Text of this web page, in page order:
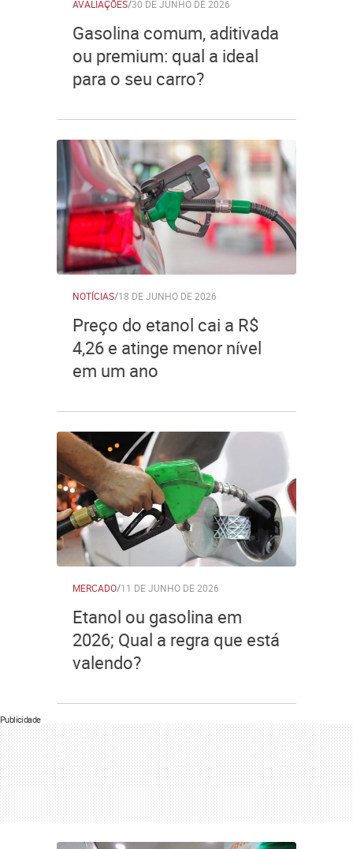
AVALIAÇÕES/30 DE JUNHO DE 2026
Gasolina comum, aditivada
ou premium: qual a ideal
para o seu carro?
NOTÍCIAS/18 DE JUNHO DE 2026
Preço do etanol cai a R$
4,26 e atinge menor nível
em um ano
MERCADO/11 DE JUNHO DE 2026
Etanol ou gasolina em
2026; Qual a regra que está
valendo?
Publicidade